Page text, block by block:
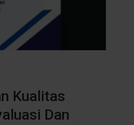
Kualitas
Dan